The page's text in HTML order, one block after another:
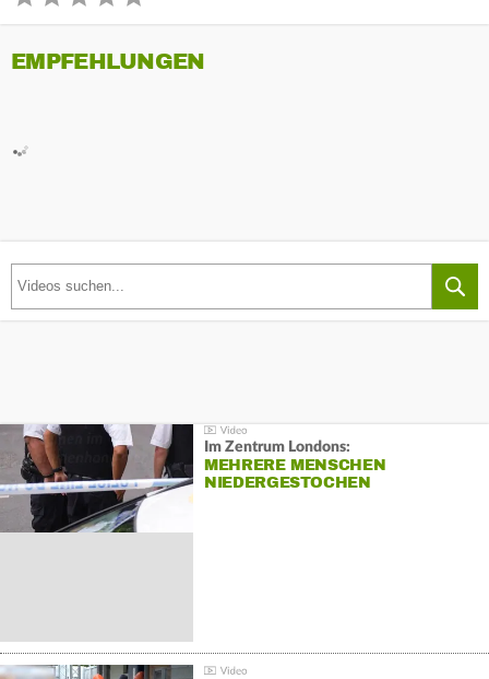
EMPFEHLUNGEN
Im Zentrum Londons:
MEHRERE MENSCHEN
NIEDERGESTOCHEN